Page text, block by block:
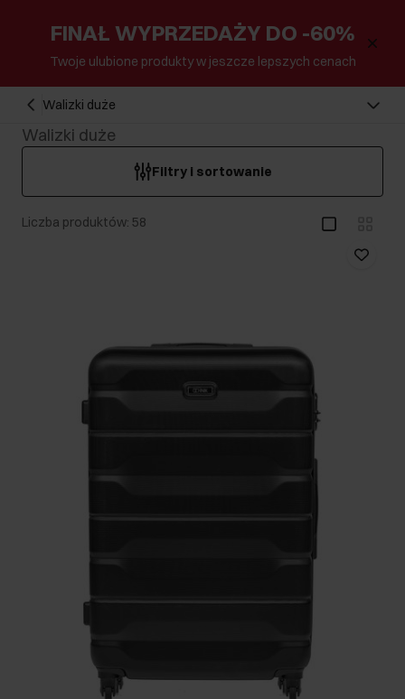
FINAŁ WYPRZEDAŻY DO -60%
Twoje ulubione produkty w jeszcze lepszych cenach
Walizki duże
Walizki duże
Filtry i sortowanie
Liczba produktów: 58